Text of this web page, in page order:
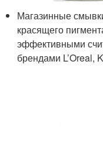
Магазинные
красящего
эффективными
брендами L’Oreal,